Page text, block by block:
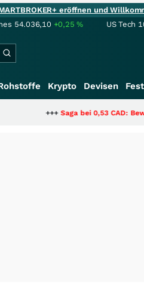
eröffnen und
54.036,10 +0,25% US Tech
Krypto Devisen
Saga bei 0,53 CAD: Bewertet der